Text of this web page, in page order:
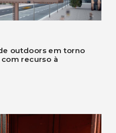
outdoors em torno
recurso à